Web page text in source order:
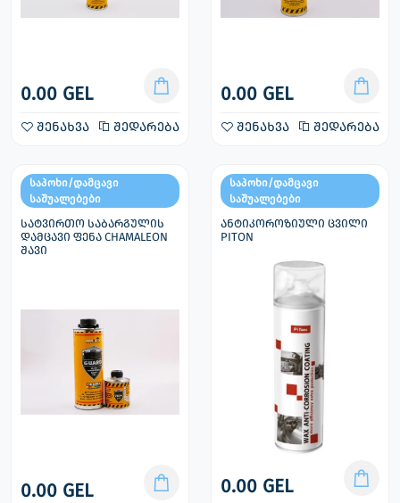
0.00 GEL
შენახვა შედარება
0.00 GEL
შენახვა შედარება
საპოხი/დამცავი
საშუალებები
სატვირთო საბარგულის
დამცავი ფენა CHAMALEON
შავი
0.00 GEL
საპოხი/დამცავი
საშუალებები
ანტიკოროზიული ცვილი
PITON
0.00 GEL